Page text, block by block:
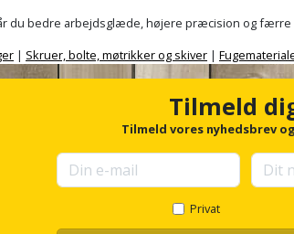
du bedre arbejdsglæde, højere præcision og færre
| Skruer, bolte, møtrikker og skiver |
Tilmeld
Tilmeld vores nyhedsbrev
Privat